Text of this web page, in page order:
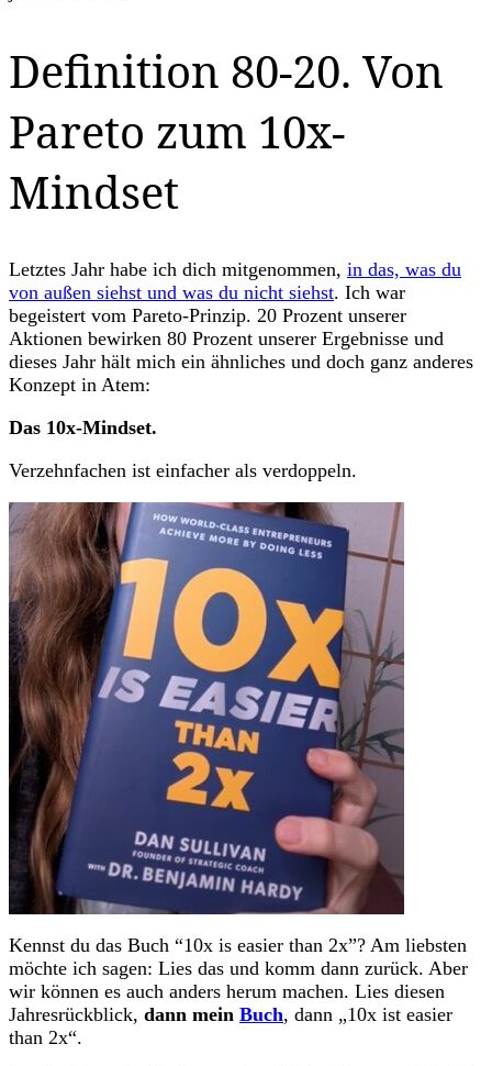
Definition 80-20. Von
Pareto zum 10x-
Mindset
Letztes Jahr habe ich dich mitgenommen, in das, was du
von außen siehst und was du nicht siehst. Ich war
begeistert vom Pareto-Prinzip. 20 Prozent unserer
Aktionen bewirken 80 Prozent unserer Ergebnisse und
dieses Jahr hält mich ein ähnliches und doch ganz anderes
Konzept in Atem:
Das 10x-Mindset.
Verzehnfachen ist einfacher als verdoppeln.
Kennst du das Buch “10x is easier than 2x”? Am liebsten
möchte ich sagen: Lies das und komm dann zurück. Aber
wir können es auch anders herum machen. Lies diesen
Jahresrückblick, dann mein Buch, dann „10x ist easier
than 2x“.